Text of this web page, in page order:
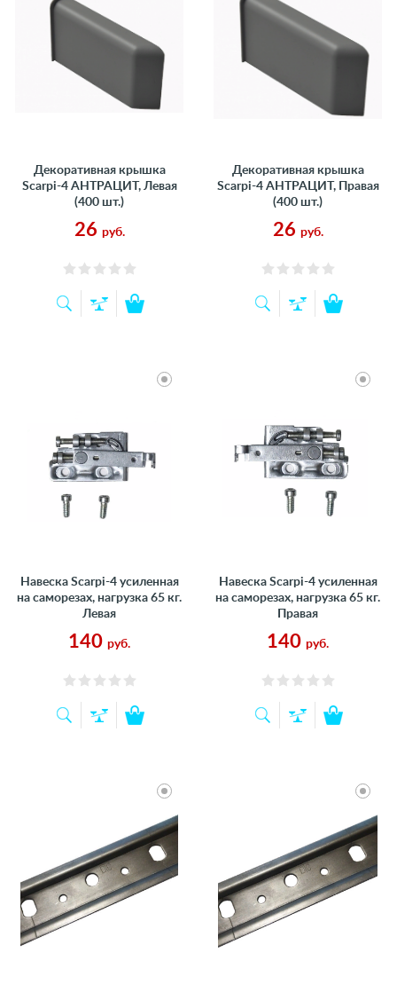
Декоративная крышка
Scarpi-4 АНТРАЦИТ, Левая
(400 шт.)
26 руб.
Декоративная крышка
Scarpi-4 АНТРАЦИТ, Правая
(400 шт.)
26 руб.
Навеска Scarpi-4 усиленная
на саморезах, нагрузка 65 кг.
Левая
140 руб.
Навеска Scarpi-4 усиленная
на саморезах, нагрузка 65 кг.
Правая
140 руб.